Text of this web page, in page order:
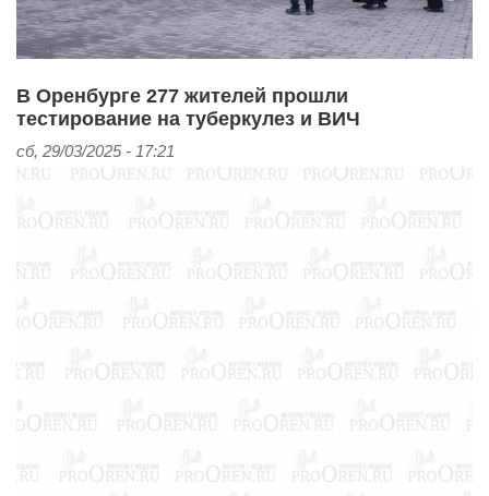
В Оренбурге 277 жителей прошли
тестирование на туберкулез и ВИЧ
сб, 29/03/2025 - 17:21